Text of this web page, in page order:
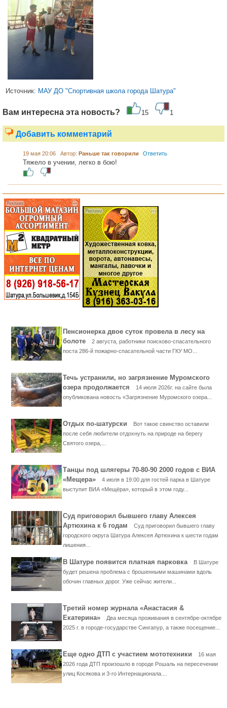
Источник: МАУ ДО "Спортивная школа города Шатура"
Вам интересна эта новость? 15 1
Добавить комментарий
19 мая 20:06 Автор: Раньше так говорили Ответить
Тяжело в учении, легко в бою!
Пенсионерка двое суток провела в лесу на
болоте
2 августа, работники поисково-спасательного
поста 286-й пожарно-спасательной части ГКУ МО...
Течь устранили, но загрязнение Муромского
озера продолжается
14 июля 2026г. на сайте была
опубликована новость «Загрязнение Муромского озера...
Отдых по-шатурски
Вот такое свинство оставили
после себя любители отдохнуть на природе на берегу
Святого озера,...
Танцы под шлягеры 70-80-90 2000 годов с ВИА
«Мещера»
4 июля в 19:00 для гостей парка в Шатуре
выступит ВИА «Мещёра», который в этом году...
Суд приговорил бывшего главу Алексея
Артюхина к 6 годам
Суд приговорил бывшего главу
городского округа Шатура Алексея Артюхина к шести годам
лишения...
В Шатуре появится платная парковка
В Шатуре
будет решена проблема с брошенными машинами вдоль
обочин главных дорог. Уже сейчас жители...
Третий номер журнала «Анастасия &
Екатерина»
Два месяца проживания в сентябре-октябре
2025 г. в городе-государстве Сингапур, а также посещение...
Еще одно ДТП с участием мототехники
16 мая
2026 года ДТП произошло в городе Рошаль на пересечении
улиц Косякова и 3-го Интернационала....